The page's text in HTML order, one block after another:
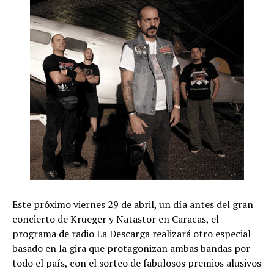
Este próximo viernes 29 de abril, un día antes del gran
concierto de Krueger y Natastor en Caracas, el
programa de radio La Descarga realizará otro especial
basado en la gira que protagonizan ambas bandas por
todo el país, con el sorteo de fabulosos premios alusivos